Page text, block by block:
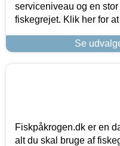
serviceniveau og en
fiskegrejet. Klik her for
Se
Fiskpåkrogen.dk er en
alt du skal bruge af